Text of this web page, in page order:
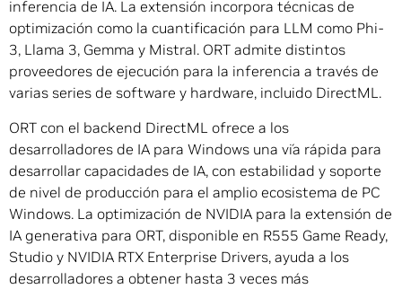
inferencia de IA. La extensión incorpora técnicas de
optimización como la cuantificación para LLM como Phi-
3, Llama 3, Gemma y Mistral. ORT admite distintos
proveedores de ejecución para la inferencia a través de
varias series de software y hardware, incluido DirectML.
ORT con el backend DirectML ofrece a los
desarrolladores de IA para Windows una vía rápida para
desarrollar capacidades de IA, con estabilidad y soporte
de nivel de producción para el amplio ecosistema de PC
Windows. La optimización de NVIDIA para la extensión de
IA generativa para ORT, disponible en R555 Game Ready,
Studio y NVIDIA RTX Enterprise Drivers, ayuda a los
desarrolladores a obtener hasta 3 veces más